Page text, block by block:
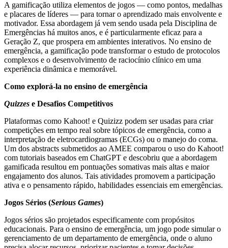
A gamificação utiliza elementos de jogos — como pontos, medalhas
e placares de líderes — para tornar o aprendizado mais envolvente e
motivador. Essa abordagem já vem sendo usada pela Disciplina de
Emergências há muitos anos, e é particularmente eficaz para a
Geração Z, que prospera em ambientes interativos. No ensino de
emergência, a gamificação pode transformar o estudo de protocolos
complexos e o desenvolvimento de raciocínio clínico em uma
experiência dinâmica e memorável.
Como explorá-la no ensino de emergência
Quizzes e Desafios Competitivos
Plataformas como Kahoot! e Quizizz podem ser usadas para criar
competições em tempo real sobre tópicos de emergência, como a
interpretação de eletrocardiogramas (ECGs) ou o manejo do coma.
Um dos abstracts submetidos ao AMEE comparou o uso do Kahoot!
com tutoriais baseados em ChatGPT e descobriu que a abordagem
gamificada resultou em pontuações somativas mais altas e maior
engajamento dos alunos. Tais atividades promovem a participação
ativa e o pensamento rápido, habilidades essenciais em emergências.
Jogos Sérios (Serious Games)
Jogos sérios são projetados especificamente com propósitos
educacionais. Para o ensino de emergência, um jogo pode simular o
gerenciamento de um departamento de emergência, onde o aluno